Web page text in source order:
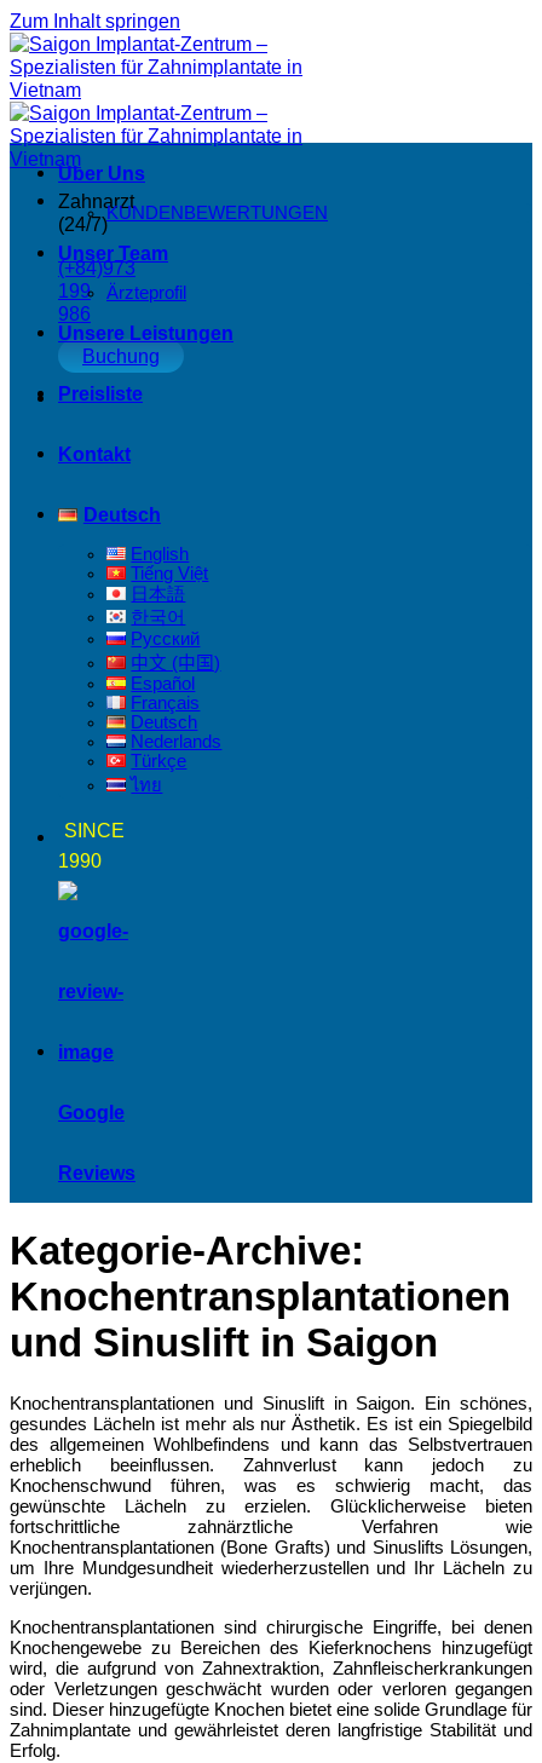
Zum Inhalt springen
Zahnarzt
(24/7)
(+84)973
199
986
Buchung
Über Uns
KUNDENBEWERTUNGEN
Unser Team
Ärzteprofil
Unsere Leistungen
Preisliste
Kontakt
Deutsch
English
Tiếng Việt
日本語
한국어
Русский
中文 (中国)
Español
Français
Deutsch
Nederlands
Türkçe
ไทย
SINCE
1990
Google
Reviews
Kategorie-Archive:
Knochentransplantationen
und Sinuslift in Saigon
Knochentransplantationen und Sinuslift in Saigon. Ein schönes,
gesundes Lächeln ist mehr als nur Ästhetik. Es ist ein Spiegelbild
des allgemeinen Wohlbefindens und kann das Selbstvertrauen
erheblich beeinflussen. Zahnverlust kann jedoch zu
Knochenschwund führen, was es schwierig macht, das
gewünschte Lächeln zu erzielen. Glücklicherweise bieten
fortschrittliche zahnärztliche Verfahren wie
Knochentransplantationen (Bone Grafts) und Sinuslifts Lösungen,
um Ihre Mundgesundheit wiederherzustellen und Ihr Lächeln zu
verjüngen.
Knochentransplantationen sind chirurgische Eingriffe, bei denen
Knochengewebe zu Bereichen des Kieferknochens hinzugefügt
wird, die aufgrund von Zahnextraktion, Zahnfleischerkrankungen
oder Verletzungen geschwächt wurden oder verloren gegangen
sind. Dieser hinzugefügte Knochen bietet eine solide Grundlage für
Zahnimplantate und gewährleistet deren langfristige Stabilität und
Erfolg.